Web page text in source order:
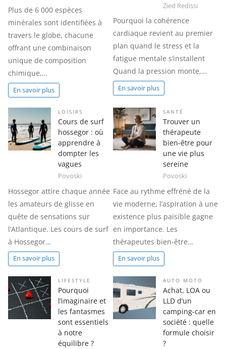
Plus de 6 000 espèces
minérales sont identifiées à
travers le globe, chacune
offrant une combinaison
unique de composition
chimique,…
En savoir plus
Zied Redissi
Pourquoi la cohérence
cardiaque revient au premier
plan quand le stress et la
fatigue mentale s’installent
Quand la pression monte,…
En savoir plus
LOISIRS
Cours de surf
hossegor : où
apprendre à
dompter les
vagues
Povoski
Hossegor attire chaque année
les amateurs de glisse en
quête de sensations sur
l’Atlantique. Les cours de surf
à Hossegor…
En savoir plus
SANTÉ
Trouver un
thérapeute
bien-être pour
une vie plus
sereine
Povoski
Face au rythme effréné de la
vie moderne, l’aspiration à une
existence plus paisible gagne
en importance. Les
thérapeutes bien-être…
En savoir plus
LIFESTYLE
Pourquoi
l’imaginaire et
les fantasmes
sont essentiels
à notre
équilibre ?
AUTO MOTO
Achat, LOA ou
LLD d’un
camping-car en
société : quelle
formule choisir
?